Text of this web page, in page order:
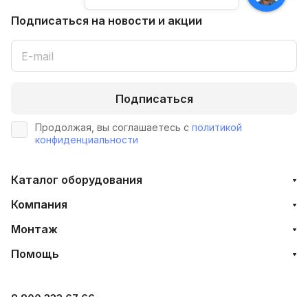
Подписаться на новости и акции
Подписаться
Продолжая, вы соглашаетесь с политикой
конфиденциальности
Каталог оборудования
Компания
Монтаж
Помощь